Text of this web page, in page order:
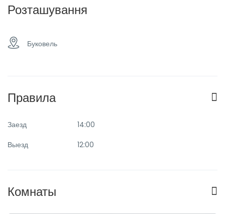
Розташування
Буковель
Правила
Заезд
14:00
Выезд
12:00
Комнаты